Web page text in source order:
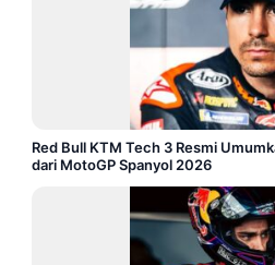
Red Bull KTM Tech 3 Resmi
dari MotoGP Spanyol 2026